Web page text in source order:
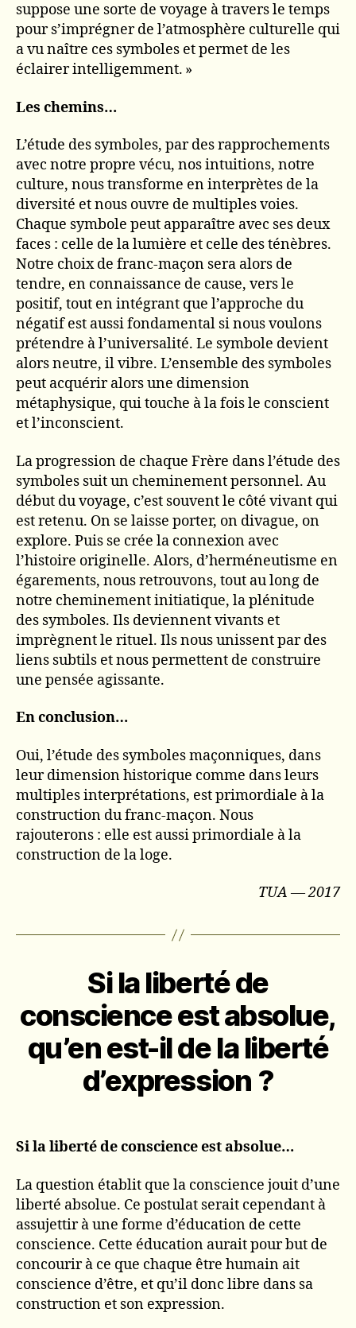
suppose une sorte de voyage à travers le temps
pour s’imprégner de l’atmosphère culturelle qui
a vu naître ces symboles et permet de les
éclairer intelligemment. »
Les chemins…
L’étude des symboles, par des rapprochements
avec notre propre vécu, nos intuitions, notre
culture, nous transforme en interprètes de la
diversité et nous ouvre de multiples voies.
Chaque symbole peut apparaître avec ses deux
faces : celle de la lumière et celle des ténèbres.
Notre choix de franc-maçon sera alors de
tendre, en connaissance de cause, vers le
positif, tout en intégrant que l’approche du
négatif est aussi fondamental si nous voulons
prétendre à l’universalité. Le symbole devient
alors neutre, il vibre. L’ensemble des symboles
peut acquérir alors une dimension
métaphysique, qui touche à la fois le conscient
et l’inconscient.
La progression de chaque Frère dans l’étude des
symboles suit un cheminement personnel. Au
début du voyage, c’est souvent le côté vivant qui
est retenu. On se laisse porter, on divague, on
explore. Puis se crée la connexion avec
l’histoire originelle. Alors, d’herméneutisme en
égarements, nous retrouvons, tout au long de
notre cheminement initiatique, la plénitude
des symboles. Ils deviennent vivants et
imprègnent le rituel. Ils nous unissent par des
liens subtils et nous permettent de construire
une pensée agissante.
En conclusion…
Oui, l’étude des symboles maçonniques, dans
leur dimension historique comme dans leurs
multiples interprétations, est primordiale à la
construction du franc-maçon. Nous
rajouterons : elle est aussi primordiale à la
construction de la loge.
TUA — 2017
Si la liberté de
conscience est absolue,
qu’en est-il de la liberté
d’expression ?
Si la liberté de conscience est absolue…
La question établit que la conscience jouit d’une
liberté absolue. Ce postulat serait cependant à
assujettir à une forme d’éducation de cette
conscience. Cette éducation aurait pour but de
concourir à ce que chaque être humain ait
conscience d’être, et qu’il donc libre dans sa
construction et son expression.